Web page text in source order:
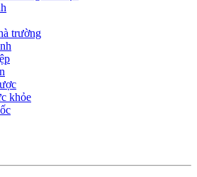
trường
khỏe